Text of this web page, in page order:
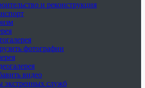
и реконструкция
фотографии
видео
экстренных служб